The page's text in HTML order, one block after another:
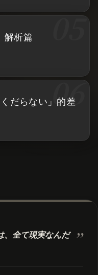
解析篇
だらない」的差
全て現実なんだ